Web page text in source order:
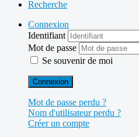
Recherche
Connexion
Identifiant
Mot de passe
Se souvenir de moi
Connexion
Mot de passe perdu ?
Nom d'utilisateur perdu ?
Créer un compte